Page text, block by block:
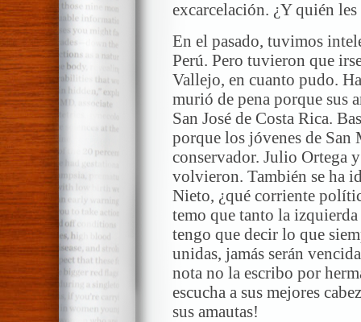
excarcelación. ¿Y quién
En el pasado, tuvimos
Perú. Pero tuvieron que
Vallejo, en cuanto pudo.
murió de pena porque sus
San José de Costa Rica.
porque los jóvenes de
conservador. Julio Ortega
volvieron. También se ha
Nieto, ¿qué corriente
temo que tanto la
tengo que decir lo que
unidas, jamás serán
nota no la escribo por
escucha a sus mejores
sus amautas!